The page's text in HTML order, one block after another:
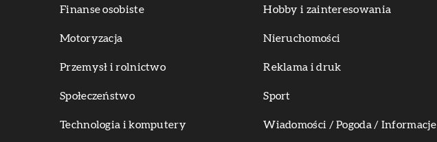
Finanse osobiste Hobby i zainteresowania
Motoryzacja Nieruchomości
Przemysł i rolnictwo Reklama i druk
Społeczeństwo Sport
Technologia i komputery Wiadomości / Pogoda / Informacje